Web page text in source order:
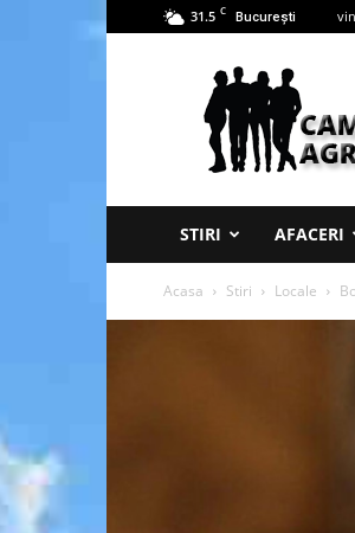
31.5 C București
Campus
Agronomie
STIRI AFACERI
Acasa Stiri Locale